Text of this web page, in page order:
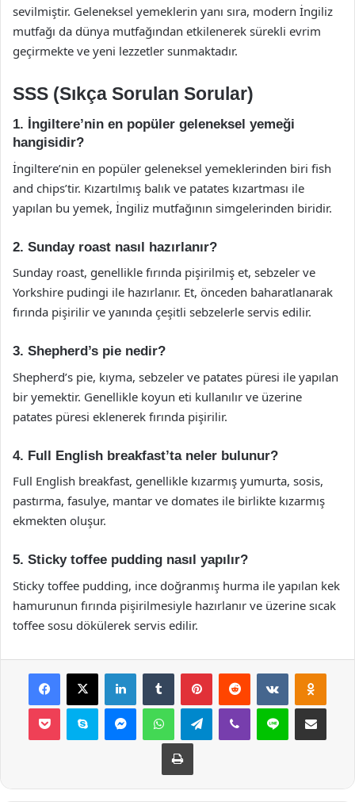
sevilmiştir. Geleneksel yemeklerin yanı sıra, modern İngiliz
mutfağı da dünya mutfağından etkilenerek sürekli evrim
geçirmekte ve yeni lezzetler sunmaktadır.
SSS (Sıkça Sorulan Sorular)
1. İngiltere’nin en popüler geleneksel yemeği
hangisidir?
İngiltere’nin en popüler geleneksel yemeklerinden biri fish
and chips’tir. Kızartılmış balık ve patates kızartması ile
yapılan bu yemek, İngiliz mutfağının simgelerinden biridir.
2. Sunday roast nasıl hazırlanır?
Sunday roast, genellikle fırında pişirilmiş et, sebzeler ve
Yorkshire pudingi ile hazırlanır. Et, önceden baharatlanarak
fırında pişirilir ve yanında çeşitli sebzelerle servis edilir.
3. Shepherd’s pie nedir?
Shepherd’s pie, kıyma, sebzeler ve patates püresi ile yapılan
bir yemektir. Genellikle koyun eti kullanılır ve üzerine
patates püresi eklenerek fırında pişirilir.
4. Full English breakfast’ta neler bulunur?
Full English breakfast, genellikle kızarmış yumurta, sosis,
pastırma, fasulye, mantar ve domates ile birlikte kızarmış
ekmekten oluşur.
5. Sticky toffee pudding nasıl yapılır?
Sticky toffee pudding, ince doğranmış hurma ile yapılan kek
hamurunun fırında pişirilmesiyle hazırlanır ve üzerine sıcak
toffee sosu dökülerek servis edilir.
Facebook
X LinkedInTumblr PinterestReddit VKontakte
Pocket Skype MessengerWhatsAppTelegramViber Line E-Posta ile
Yazdır